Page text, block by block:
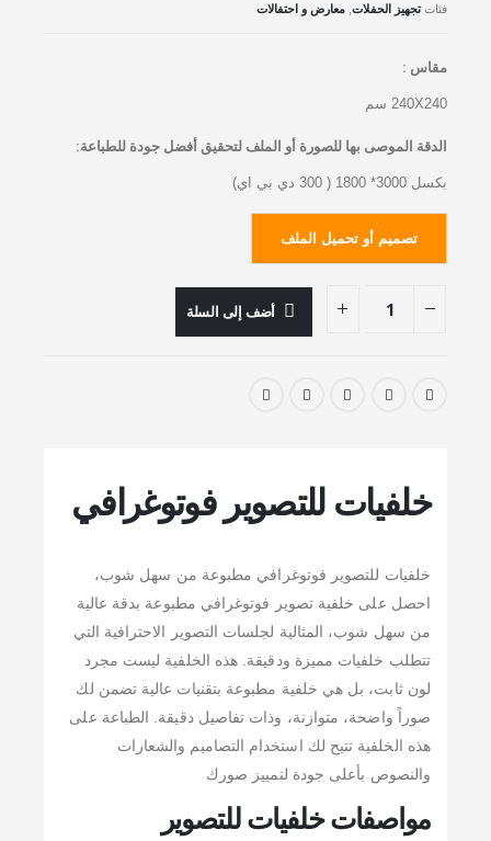
فئاتتجهيز الحفلات معارض و احتفالات
مقاس :
240X240 سم
الدقة الموصى بها للصورة أو الملف لتحقيق أفضل جودة للطباعة:
بكسل 3000* 1800 ( 300 دي بي اي)
تصميم أو تحميل الملف
أضف إلى السلة
خلفيات للتصوير فوتوغرافي
خلفيات للتصوير فوتوغرافي مطبوعة من سهل شوب،
احصل على خلفية تصوير فوتوغرافي مطبوعة بدقة عالية
من سهل شوب، المثالية لجلسات التصوير الاحترافية التي
تتطلب خلفيات مميزة ودقيقة. هذه الخلفية ليست مجرد
لون ثابت، بل هي خلفية مطبوعة بتقنيات عالية تضمن لك
صوراً واضحة، متوازنة، وذات تفاصيل دقيقة. الطباعة على
هذه الخلفية تتيح لك استخدام التصاميم والشعارات
والنصوص بأعلى جودة لتمييز صورك
مواصفات خلفيات للتصوير